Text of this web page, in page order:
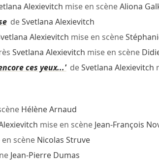
Alexievitch mise en scèneAliona
deSvetlana Alexievitch
Alexievitch mise en scène
Svetlana Alexievitch mise en scène
ces yeux...'deSvetlana Alexievitch
Hélène Arnaud
mise en scène Jean-François
scène Nicolas Struve
Jean-Pierre Dumas